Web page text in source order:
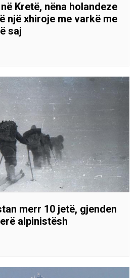
Kretë, nëna holandeze
një xhiroje me varkë me
saj
merr 10 jetë, gjenden
alpinistësh